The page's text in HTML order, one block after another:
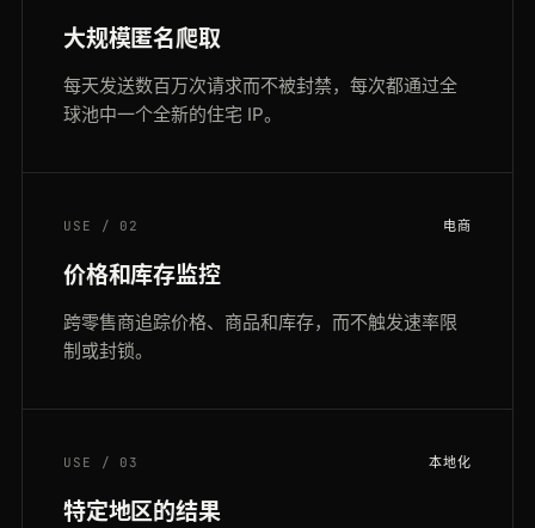
大规模匿名爬取
每天发送数百万次请求而不被封禁，每次都通过全
球池中一个全新的住宅 IP。
USE / 02 电商
价格和库存监控
跨零售商追踪价格、商品和库存，而不触发速率限
制或封锁。
USE / 03 本地化
特定地区的结果